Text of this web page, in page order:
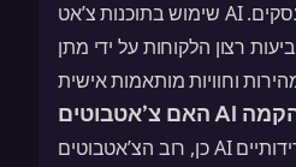
שימוש בתוכנות צ’אט AI יכול לחסוך זמן וכסף לעסקים.
רצון הלקוחות על ידי מתן
כן, רוב הצ’אטבוטים AI מתוכננים להיות ידידותיים